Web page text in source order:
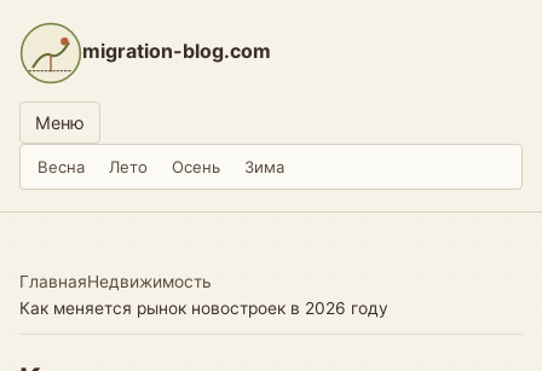
migration-blog.com
Весна Лето Осень Зима
Меню
ГлавнаяНедвижимость
Как меняется рынок новостроек в 2026 году